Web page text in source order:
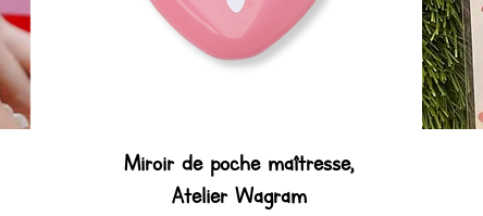
Miroir de poche maîtresse,
Atelier Wagram